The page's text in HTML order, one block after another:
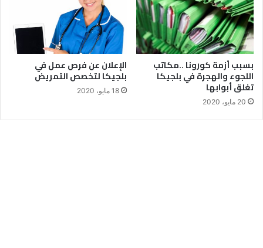
بسبب أزمة كورونا ..مكاتب
اللجوء والهجرة في بلجيكا
تغلق أبوابها
20 مايو، 2020
الإعلان عن فرص عمل في
بلجيكا لتخصص التمريض
18 مايو، 2020